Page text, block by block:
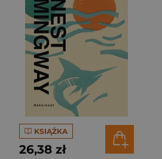
KSIĄŻKA
26,38 zł